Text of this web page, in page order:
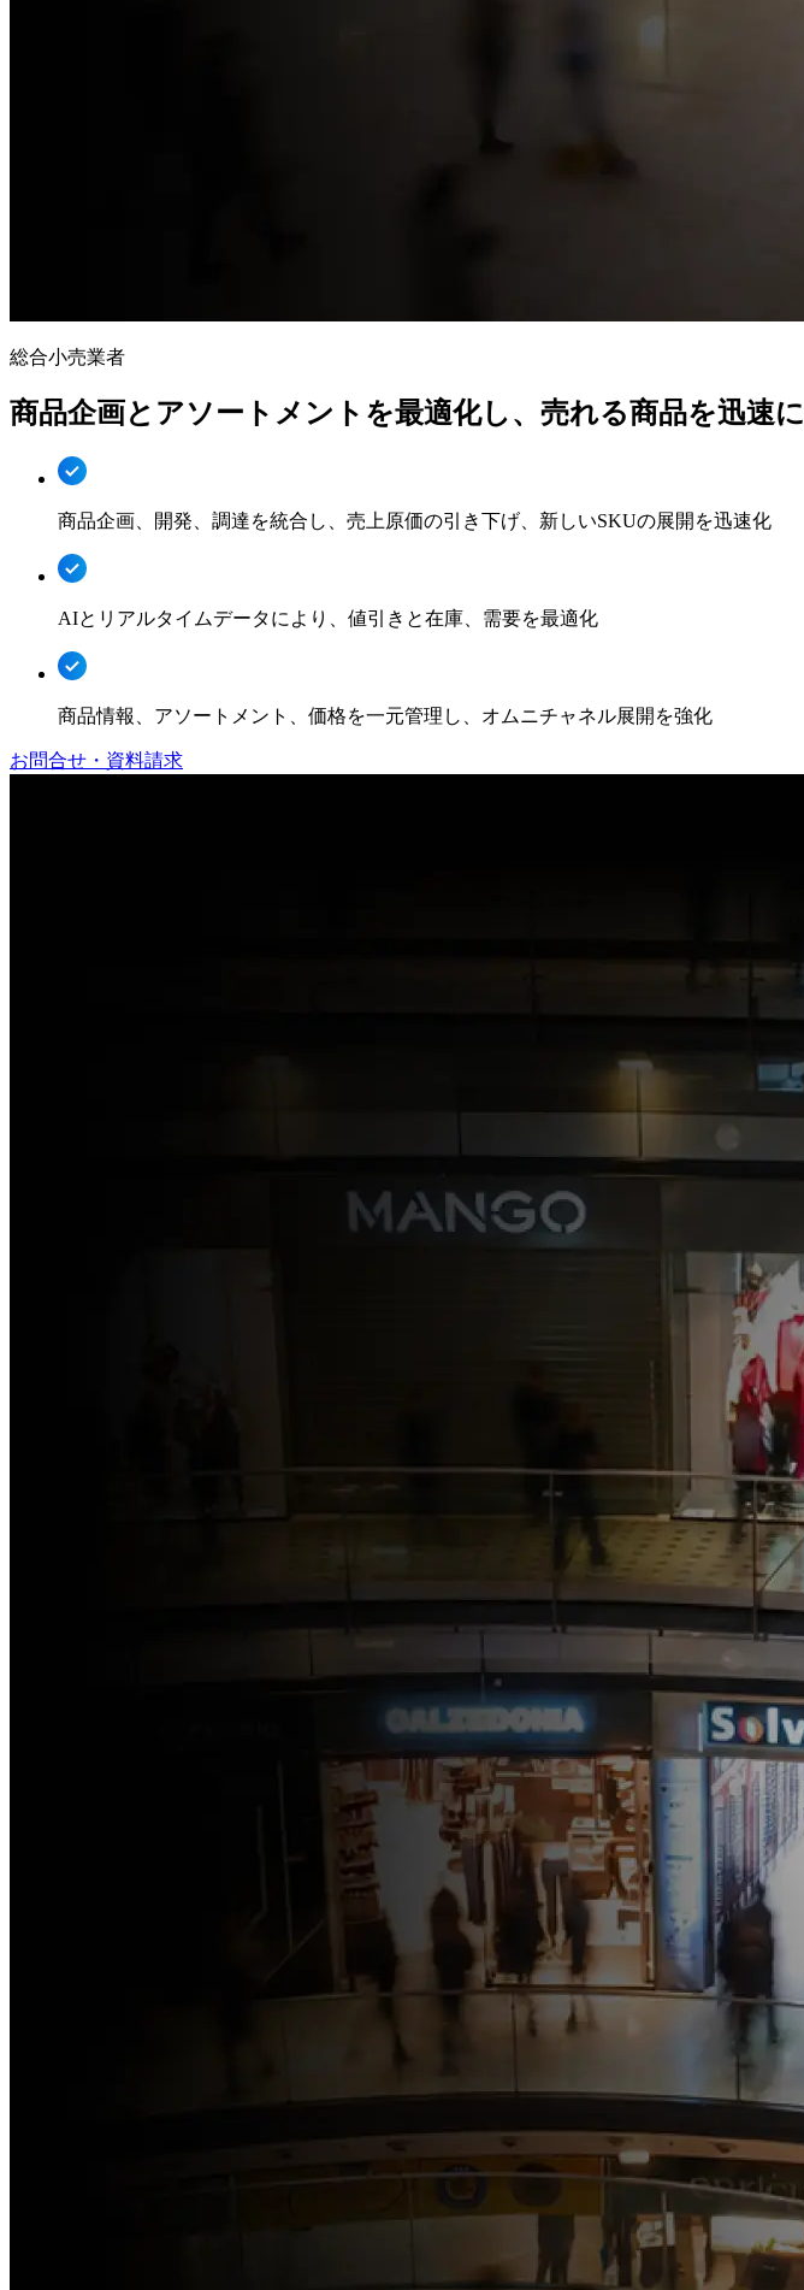
総合小売業者
商品企画と アソートメントを最適化し、 売れる商品を迅速に
商品企画、開発、調達を統合し、売上原価の引き下げ、新しいSKUの展開を迅速化
AIとリアルタイムデータにより、値引きと在庫、需要を最適化
商品情報、アソートメント、価格を一元管理し、オムニチャネル展開を強化
お問合せ・資料請求